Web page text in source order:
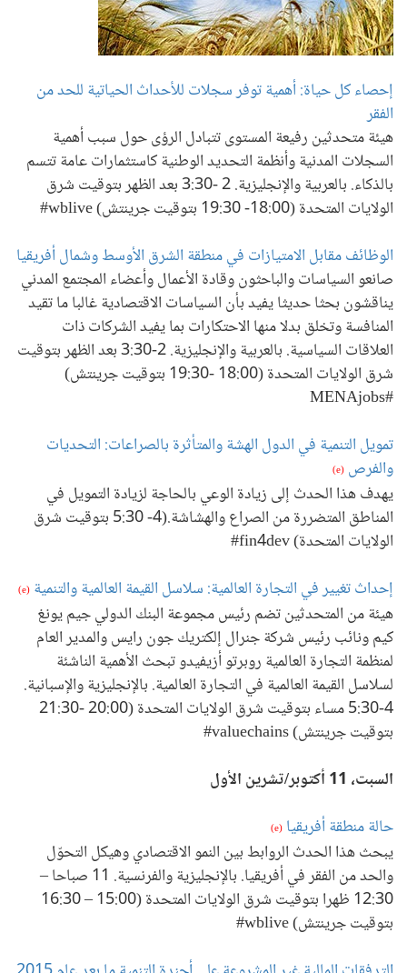
إحصاء كل حياة: أهمية توفر سجلات للأحداث الحياتية للحد من
الفقر
هيئة متحدثين رفيعة المستوى تتبادل الرؤى حول سبب أهمية
السجلات المدنية وأنظمة التحديد الوطنية كاستثمارات عامة تتسم
بالذكاء. بالعربية والإنجليزية. 2 -3:30 بعد الظهر بتوقيت شرق
الولايات المتحدة (18:00- 19:30 بتوقيت جرينتش) wblive#
الوظائف مقابل الامتيازات في منطقة الشرق الأوسط وشمال أفريقيا
صانعو السياسات والباحثون وقادة الأعمال وأعضاء المجتمع المدني
يناقشون بحثا حديثا يفيد بأن السياسات الاقتصادية غالبا ما تقيد
المنافسة وتخلق بدلا منها الاحتكارات بما يفيد الشركات ذات
العلاقات السياسية. بالعربية والإنجليزية. 2-3:30 بعد الظهر بتوقيت
شرق الولايات المتحدة (18:00 -19:30 بتوقيت جرينتش)
#MENAjobs
تمويل التنمية في الدول الهشة والمتأثرة بالصراعات: التحديات
والفرص (e)
يهدف هذا الحدث إلى زيادة الوعي بالحاجة لزيادة التمويل في
المناطق المتضررة من الصراع والهشاشة.(4- 5:30 بتوقيت شرق
الولايات المتحدة) fin4dev#
إحداث تغيير في التجارة العالمية: سلاسل القيمة العالمية والتنمية (e)
هيئة من المتحدثين تضم رئيس مجموعة البنك الدولي جيم يونغ
كيم ونائب رئيس شركة جنرال إلكتريك جون رايس والمدير العام
لمنظمة التجارة العالمية روبرتو أزيفيدو تبحث الأهمية الناشئة
لسلاسل القيمة العالمية في التجارة العالمية. بالإنجليزية والإسبانية.
4-5:30 مساء بتوقيت شرق الولايات المتحدة (20:00 -21:30
بتوقيت جرينتش) valuechains#
السبت، 11 أكتوبر/تشرين الأول
حالة منطقة أفريقيا (e)
يبحث هذا الحدث الروابط بين النمو الاقتصادي وهيكل التحوّل
والحد من الفقر في أفريقيا. بالإنجليزية والفرنسية. 11 صباحا –
12:30 ظهرا بتوقيت شرق الولايات المتحدة (15:00 – 16:30
بتوقيت جرينتش) wblive#